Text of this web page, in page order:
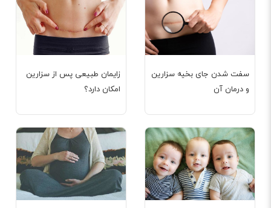
زایمان طبیعی پس از سزارین
امکان دارد؟
سفت شدن جای بخیه سزارین
و درمان آن